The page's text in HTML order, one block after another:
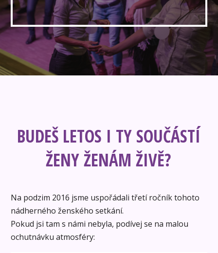
BUDEŠ LETOS I TY SOUČÁSTÍ
ŽENY ŽENÁM ŽIVĚ?
Na podzim 2016 jsme uspořádali třetí ročník tohoto
nádherného ženského setkání.
Pokud jsi tam s námi nebyla, podívej se na malou
ochutnávku atmosféry: